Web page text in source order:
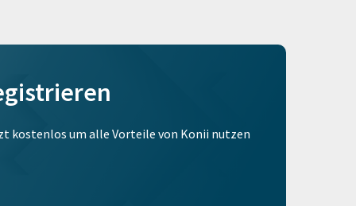
kostenlos um alle Vorteile von Konii nutzen